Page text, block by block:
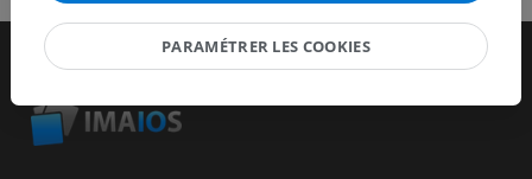
PARAMÉTRER LES COOKIES